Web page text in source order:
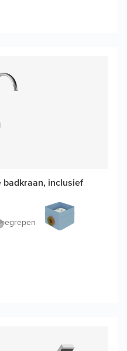
badkraan, inclusief